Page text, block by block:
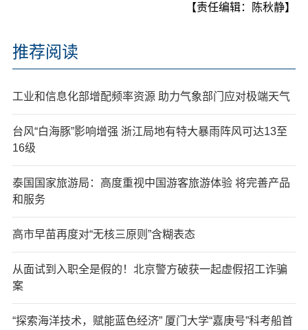
【责任编辑：陈秋静】
推荐阅读
工业和信息化部增配频率资源 助力气象部门应对极端天气
台风“白海豚”影响增强 浙江局地有特大暴雨阵风可达13至
16级
泰国国家旅游局：高度重视中国游客旅游体验 将完善产品
和服务
高市早苗再度对“无核三原则”含糊表态
从面试到入职全是假的！北京警方破获一起虚假招工诈骗
案
“探索海洋技术，赋能蓝色经济” 厦门大学“嘉庚号”科考船首